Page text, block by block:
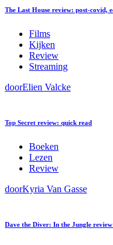
The Last House review: post-covid,
Films
Kijken
Review
Streaming
doorElien Valcke
Top Secret review: quick read
Boeken
Lezen
Review
doorKyria Van Gasse
Dave the Diver: In the Jungle